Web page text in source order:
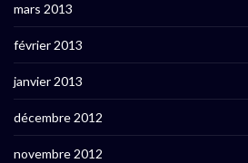
mars 2013
février 2013
janvier 2013
décembre 2012
novembre 2012